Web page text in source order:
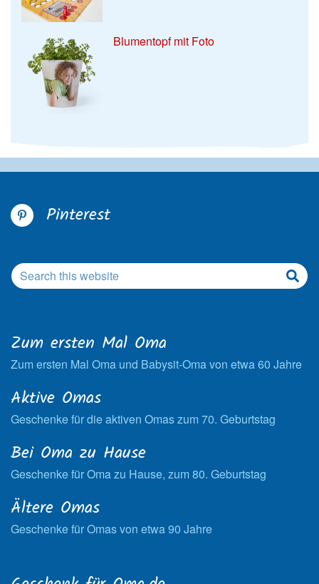
Blumentopf mit Foto
Pinterest
Zum ersten Mal Oma
Zum ersten Mal Oma und Babysit-Oma von etwa 60 Jahre
Aktive Omas
Geschenke für die aktiven Omas zum 70. Geburtstag
Bei Oma zu Hause
Geschenke für Oma zu Hause, zum 80. Geburtstag
Ältere Omas
Geschenke für Omas von etwa 90 Jahre